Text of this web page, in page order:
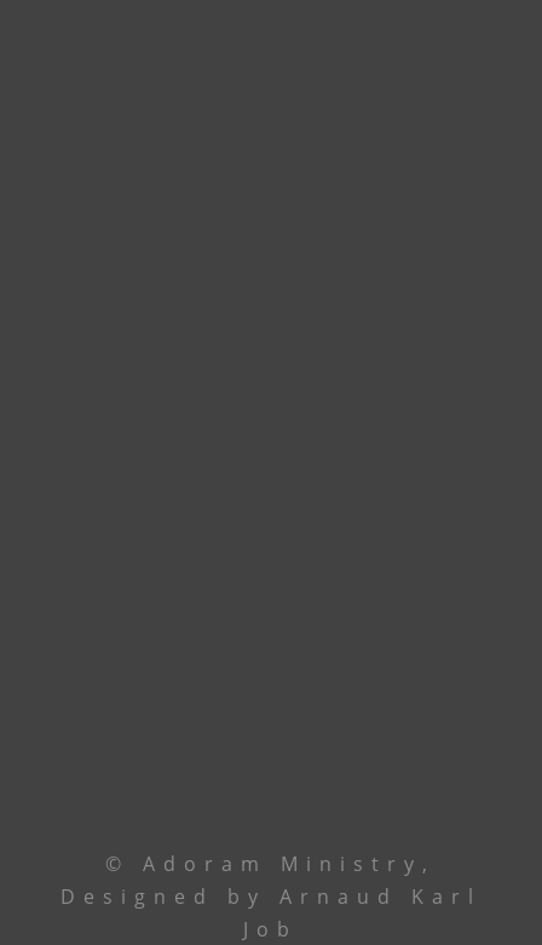
© Adoram Ministry,
Designed by Arnaud Karl
Job